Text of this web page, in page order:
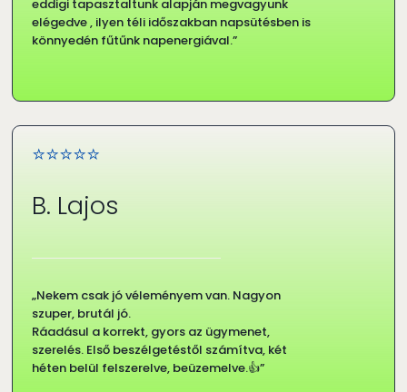
eddigi tapasztaltunk alapján megvagyunk
elégedve , ilyen téli időszakban napsütésben is
könnyedén fűtűnk napenergiával.”
⭐⭐⭐⭐⭐
B. Lajos
„Nekem csak jó véleményem van. Nagyon
szuper, brutál jó.
Ráadásul a korrekt, gyors az ügymenet,
szerelés. Első beszélgetéstől számítva, két
héten belül felszerelve, beüzemelve.👍”